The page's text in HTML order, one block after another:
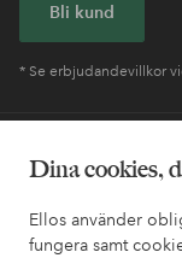
Dina cookies,
Ellos använder
fungera samt
Bli kund
* Se erbjudandevillkor
Behöver du
också information